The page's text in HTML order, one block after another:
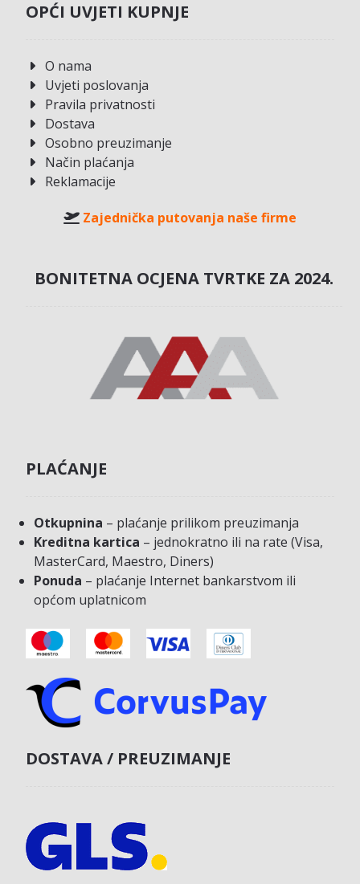
OPĆI UVJETI KUPNJE
O nama
Uvjeti poslovanja
Pravila privatnosti
Dostava
Osobno preuzimanje
Način plaćanja
Reklamacije
Zajednička putovanja naše firme
BONITETNA OCJENA TVRTKE ZA 2024.
PLAĆANJE
Otkupnina – plaćanje prilikom preuzimanja
Kreditna kartica – jednokratno ili na rate (Visa,
MasterCard, Maestro, Diners)
Ponuda – plaćanje Internet bankarstvom ili
općom uplatnicom
DOSTAVA / PREUZIMANJE